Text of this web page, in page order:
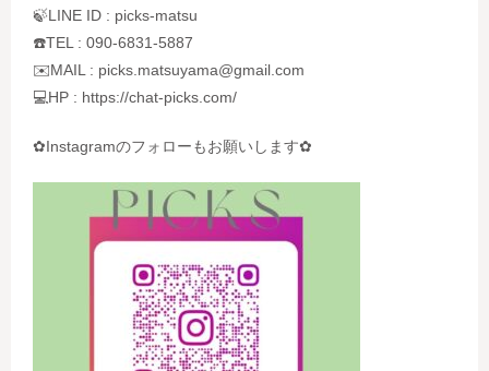
🍃LINE ID : picks-matsu
☎️TEL : 090-6831-5887
✉️MAIL : picks.matsuyama@gmail.com
💻HP : https://chat-picks.com/
✿Instagramのフォローもお願いします✿